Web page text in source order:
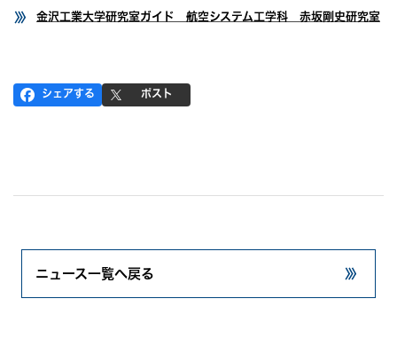
金沢工業大学研究室ガイド 航空システム工学科 赤坂剛史研究室
シェアする ポスト
ニュース一覧へ戻る